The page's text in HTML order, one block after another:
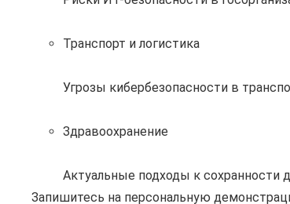
Транспорт и логистика
Угрозы кибербезопасности в
Здравоохранение
Актуальные подходы к сохранности
Запишитесь на персональную